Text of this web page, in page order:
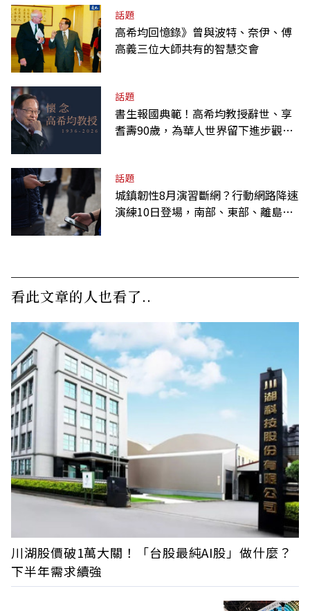
話題
高希均回憶錄》曾與波特、奈伊、傅
高義三位大師共有的智慧交會
話題
書生報國典範！高希均教授辭世、享
耆壽90歲，為華人世界留下進步觀念
話題
城鎮韌性8月演習斷網？行動網路降速
演練10日登場，南部、東部、離島為
看此文章的人也看了..
川湖股價破1萬大關！「台股最純AI股」做什麼？
下半年需求續強